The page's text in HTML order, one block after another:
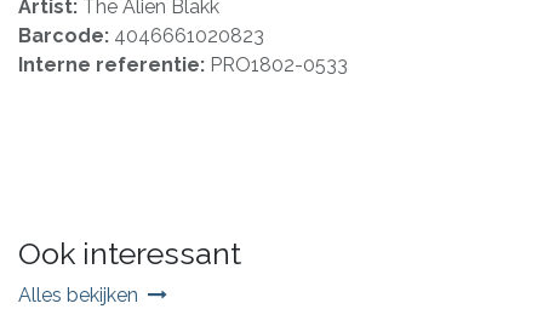
Artist: The Alien Blakk
Barcode: 4046661020823
Interne referentie: PRO1802-0533
Ook interessant
Alles bekijken